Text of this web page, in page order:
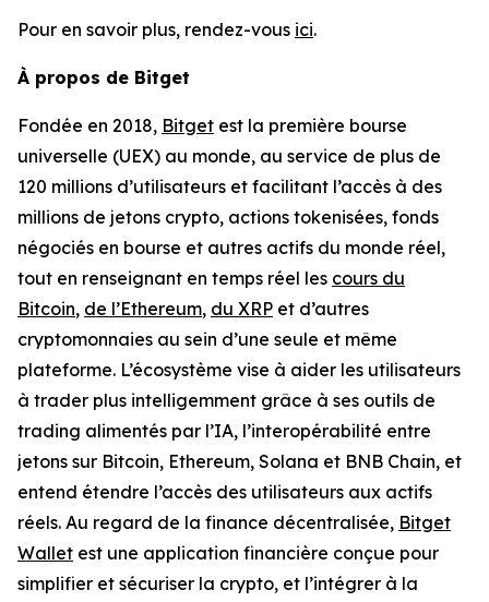
Pour en savoir plus, rendez-vous ici.
À propos de Bitget
Fondée en 2018, Bitget est la première bourse
universelle (UEX) au monde, au service de plus de
120 millions d’utilisateurs et facilitant l’accès à des
millions de jetons crypto, actions tokenisées, fonds
négociés en bourse et autres actifs du monde réel,
tout en renseignant en temps réel les cours du
Bitcoin, de l’Ethereum, du XRP et d’autres
cryptomonnaies au sein d’une seule et même
plateforme. L’écosystème vise à aider les utilisateurs
à trader plus intelligemment grâce à ses outils de
trading alimentés par l’IA, l’interopérabilité entre
jetons sur Bitcoin, Ethereum, Solana et BNB Chain, et
entend étendre l’accès des utilisateurs aux actifs
réels. Au regard de la finance décentralisée, Bitget
Wallet est une application financière conçue pour
simplifier et sécuriser la crypto, et l’intégrer à la